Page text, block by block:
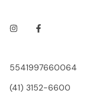
5541997660064
(41) 3152-6600